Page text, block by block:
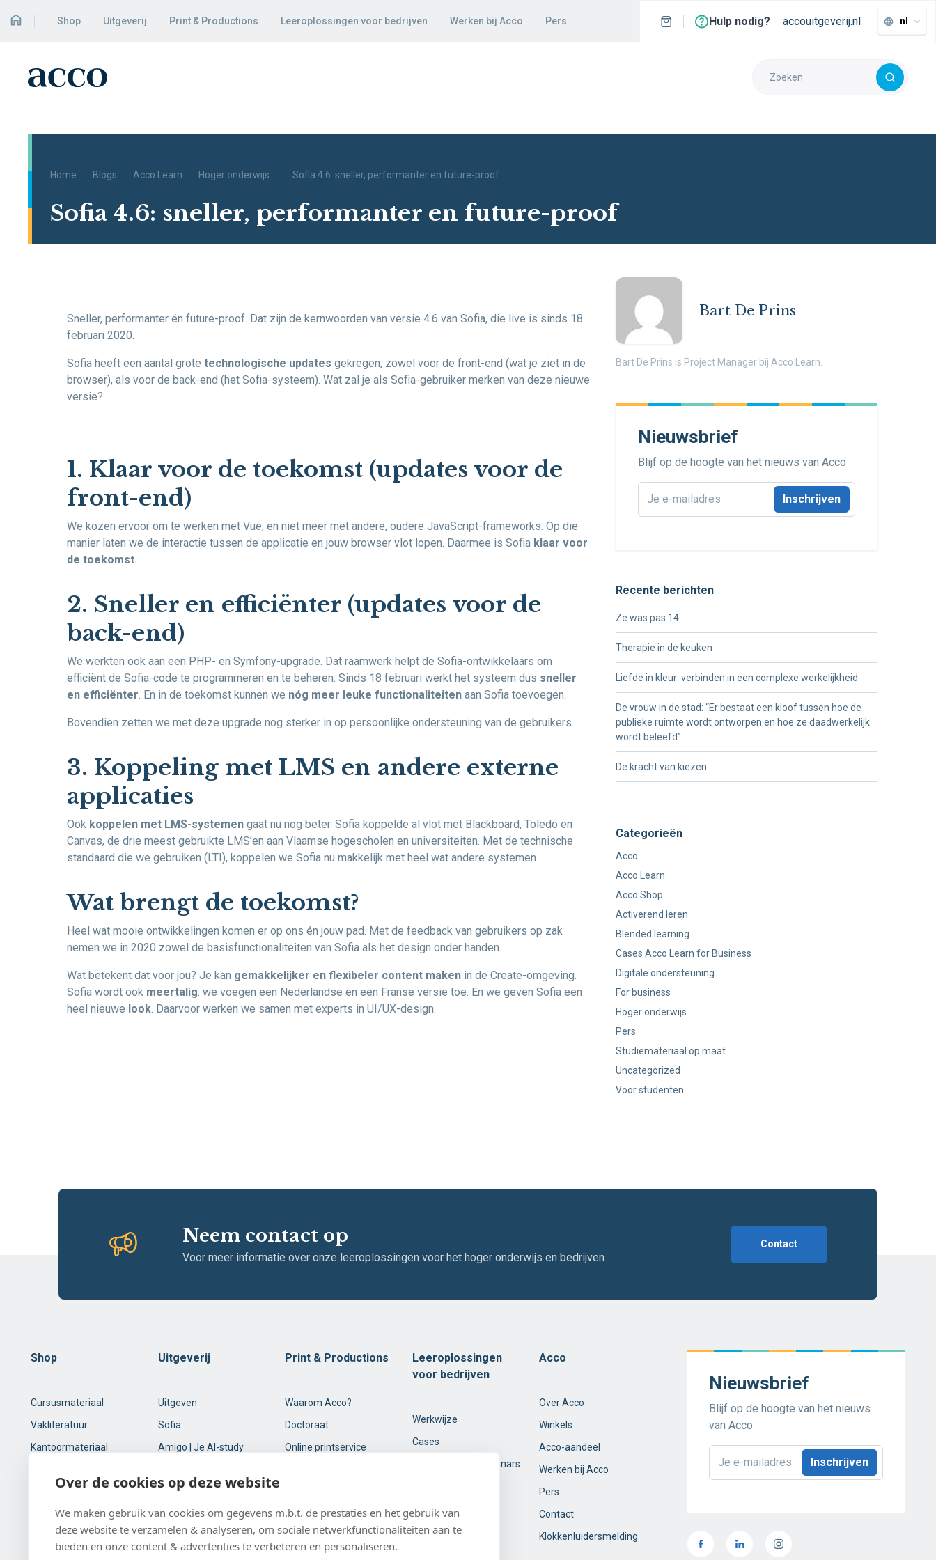
Shop Uitgeverij Print & Productions Leeroplossingen voor bedrijven Werken bij Acco Pers Hulp nodig? accouitgeverij.nl nl
Home Blogs Acco Learn Hoger onderwijs Sofia 4.6: sneller, performanter en future-proof
Sofia 4.6: sneller, performanter en future-proof
Sneller, performanter én future-proof. Dat zijn de kernwoorden van versie 4.6 van Sofia, die live is sinds 18
februari 2020.
Sofia heeft een aantal grote technologische updates gekregen, zowel voor de front-end (wat je ziet in de
browser), als voor de back-end (het Sofia-systeem). Wat zal je als Sofia-gebruiker merken van deze nieuwe
versie?
1. Klaar voor de toekomst (updates voor de
front-end)
We kozen ervoor om te werken met Vue, en niet meer met andere, oudere JavaScript-frameworks. Op die
manier laten we de interactie tussen de applicatie en jouw browser vlot lopen. Daarmee is Sofia klaar voor
de toekomst.
2. Sneller en efficiënter (updates voor de
back-end)
We werkten ook aan een PHP- en Symfony-upgrade. Dat raamwerk helpt de Sofia-ontwikkelaars om
efficiënt de Sofia-code te programmeren en te beheren. Sinds 18 februari werkt het systeem dus sneller
en efficiënter. En in de toekomst kunnen we nóg meer leuke functionaliteiten aan Sofia toevoegen.
Bovendien zetten we met deze upgrade nog sterker in op persoonlijke ondersteuning van de gebruikers.
3. Koppeling met LMS en andere externe
applicaties
Ook koppelen met LMS-systemen gaat nu nog beter. Sofia koppelde al vlot met Blackboard, Toledo en
Canvas, de drie meest gebruikte LMS’en aan Vlaamse hogescholen en universiteiten. Met de technische
standaard die we gebruiken (LTI), koppelen we Sofia nu makkelijk met heel wat andere systemen.
Wat brengt de toekomst?
Heel wat mooie ontwikkelingen komen er op ons én jouw pad. Met de feedback van gebruikers op zak
nemen we in 2020 zowel de basisfunctionaliteiten van Sofia als het design onder handen.
Wat betekent dat voor jou? Je kan gemakkelijker en flexibeler content maken in de Create-omgeving.
Sofia wordt ook meertalig: we voegen een Nederlandse en een Franse versie toe. En we geven Sofia een
heel nieuwe look. Daarvoor werken we samen met experts in UI/UX-design.
Bart De Prins
Bart De Prins is Project Manager bij Acco Learn.
Nieuwsbrief
Blijf op de hoogte van het nieuws van Acco
Recente berichten
Ze was pas 14
Therapie in de keuken
Liefde in kleur: verbinden in een complexe werkelijkheid
De vrouw in de stad: “Er bestaat een kloof tussen hoe de
publieke ruimte wordt ontworpen en hoe ze daadwerkelijk
wordt beleefd”
De kracht van kiezen
Categorieën
Acco
Acco Learn
Acco Shop
Activerend leren
Blended learning
Cases Acco Learn for Business
Digitale ondersteuning
For business
Hoger onderwijs
Pers
Studiemateriaal op maat
Uncategorized
Voor studenten
Neem contact op
Voor meer informatie over onze leeroplossingen voor het hoger onderwijs en bedrijven.
Contact
Shop
Cursusmateriaal
Vakliteratuur
Kantoormateriaal
studieboeken
Klantenservice
Uitgeverij
Uitgeven
Sofia
Amigo | Je AI-study
Print & Productions
Waarom Acco?
Doctoraat
Online printservice
Leeroplossingen
voor bedrijven
Werkwijze
Cases
Opleidingen en webinars
Acco
Over Acco
Winkels
Acco-aandeel
Werken bij Acco
Pers
Contact
Klokkenluidersmelding
Nieuwsbrief
Blijf op de hoogte van het nieuws
van Acco
Over de cookies op deze website
We maken gebruik van cookies om gegevens m.b.t. de prestaties en het gebruik van
deze website te verzamelen & analyseren, om sociale netwerkfunctionaliteiten aan te
bieden en onze content & advertenties te verbeteren en personaliseren.